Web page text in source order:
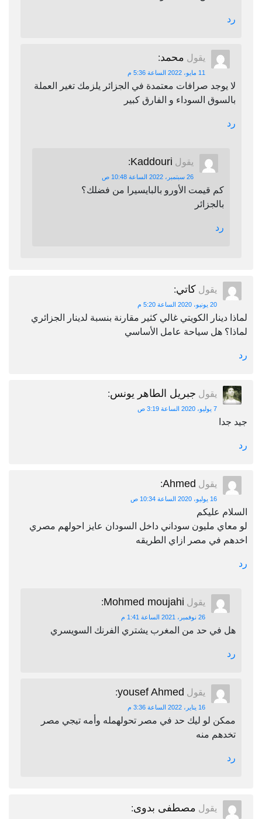
رد
يقول محمد:
11 مايو، 2022 الساعة 5:36 م
لا يوجد صرافات معتمدة في الجزائر يلزمك تغير العملة
بالسوق السوداء و الفارق كبير
رد
يقول Kaddouri
:
26 سبتمبر، 2022 الساعة 10:48 ص
كم قيمت الأورو بالبايسيرا من فضلك؟
بالجزائر
رد
يقول كاتي:
20 يونيو، 2020 الساعة 5:20 م
لماذا دينار الكويتي غالي كثير مقارنة بنسبة لدينار الجزائري
لماذا؟ هل سياحة عامل الأساسي
رد
يقول جبريل الطاهر يونس:
7 يوليو، 2020 الساعة 3:19 ص
جيد جدا
رد
يقول Ahmed
:
16 يوليو، 2020 الساعة 10:34 ص
السلام عليكم
لو معاي مليون سوداني داخل السودان عايز احولهم مصري
اخدهم في مصر ازاي الطريقه
رد
يقول Mohmed moujahi
:
26 نوفمبر، 2021 الساعة 1:41 م
هل في حد من المغرب يشتري الفرنك السويسري
رد
يقول yousef Ahmed
:
16 يناير، 2022 الساعة 3:36 م
ممكن لو ليك حد في مصر تحولهمله وأمه تيجي مصر
تخدهم منه
رد
يقول مصطفى بدوى: